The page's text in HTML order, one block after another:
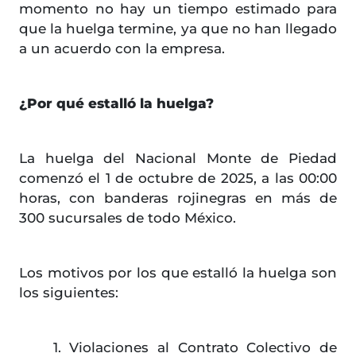
momento no hay un tiempo estimado para
que la huelga termine, ya que no han llegado
a un acuerdo con la empresa.
¿Por qué estalló la huelga?
La huelga del Nacional Monte de Piedad
comenzó el 1 de octubre de 2025, a las 00:00
horas, con banderas rojinegras en más de
300 sucursales de todo México.
Los motivos por los que estalló la huelga son
los siguientes:
1. Violaciones al Contrato Colectivo de